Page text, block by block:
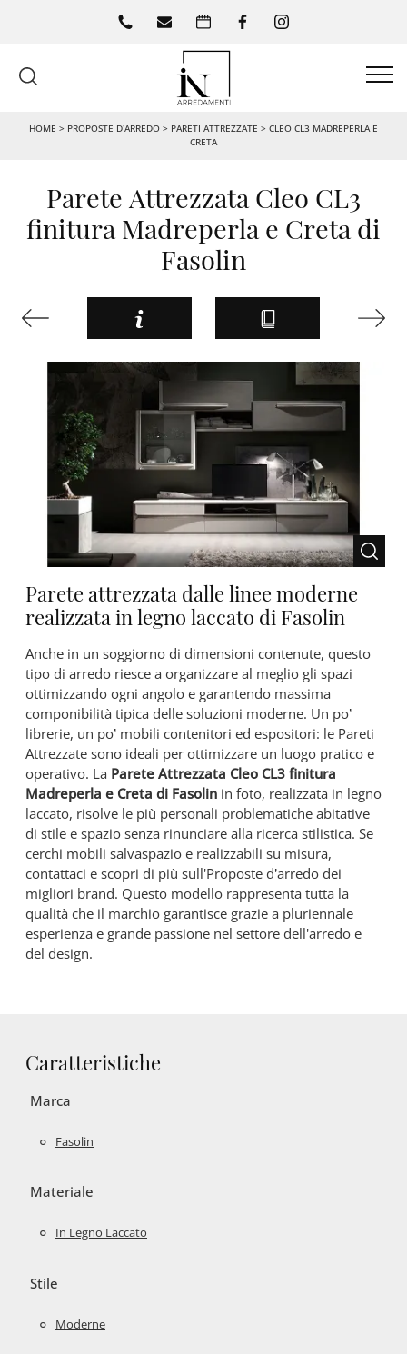
HOME > PROPOSTE D’ARREDO > PARETI ATTREZZATE > CLEO CL3 MADREPERLA E
CRETA
Parete Attrezzata Cleo CL3
finitura Madreperla e Creta di
Fasolin
Parete attrezzata dalle linee moderne
realizzata in legno laccato di Fasolin
Anche in un soggiorno di dimensioni contenute, questo
tipo di arredo riesce a organizzare al meglio gli spazi
ottimizzando ogni angolo e garantendo massima
componibilità tipica delle soluzioni moderne. Un po’
librerie, un po’ mobili contenitori ed espositori: le Pareti
Attrezzate sono ideali per ottimizzare un luogo pratico e
operativo. La Parete Attrezzata Cleo CL3 finitura
Madreperla e Creta di Fasolin in foto, realizzata in legno
laccato, risolve le più personali problematiche abitative
di stile e spazio senza rinunciare alla ricerca stilistica. Se
cerchi mobili salvaspazio e realizzabili su misura,
contattaci e scopri di più sull'Proposte d’arredo dei
migliori brand. Questo modello rappresenta tutta la
qualità che il marchio garantisce grazie a pluriennale
esperienza e grande passione nel settore dell'arredo e
del design.
Caratteristiche
Marca
Fasolin
Materiale
In Legno Laccato
Stile
Moderne